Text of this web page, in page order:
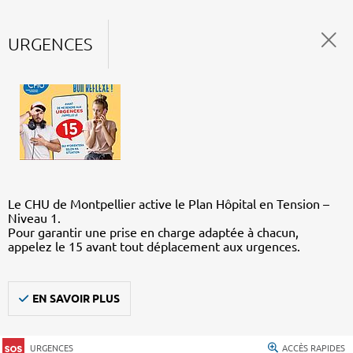
URGENCES
Le CHU de Montpellier active le Plan Hôpital en Tension –
Niveau 1.
Pour garantir une prise en charge adaptée à chacun,
appelez le 15 avant tout déplacement aux urgences.
EN SAVOIR PLUS
URGENCES ACCÈS RAPIDES